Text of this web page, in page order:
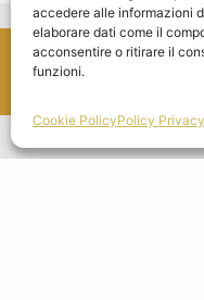
accedere alle informazioni
elaborare dati come il
acconsentire o ritirare il
funzioni.
Cookie PolicyPolicy Privacy